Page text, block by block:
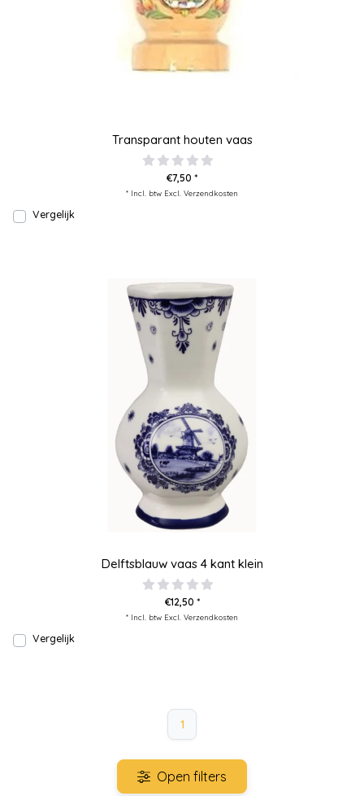
Transparant houten vaas
€7,50 *
* Incl. btw Excl. Verzendkosten
Vergelijk
Delftsblauw vaas 4 kant klein
€12,50 *
* Incl. btw Excl. Verzendkosten
Vergelijk
1
Open filters